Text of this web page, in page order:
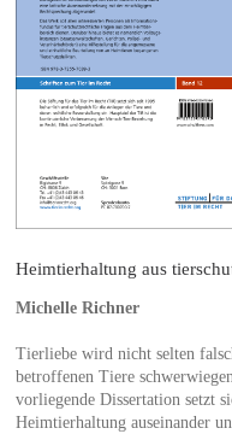
Heimtierhaltung aus
Michelle Richner
Tierliebe wird nicht selten
betroffenen Tiere
vorliegende Dissertation setzt
Heimtierhaltung auseinander